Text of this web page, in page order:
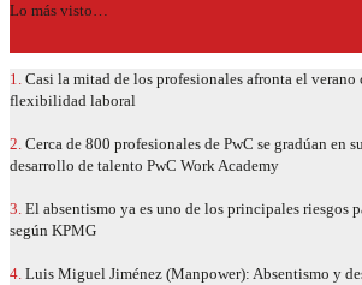
Lo más visto…
1. Casi la mitad de los profesionales afronta el
flexibilidad laboral
2. Cerca de 800 profesionales de PwC se gradúan en
desarrollo de talento PwC Work Academy
3. El absentismo ya es uno de los principales riesgos
según KPMG
4. Luis Miguel Jiménez (Manpower): Absentismo y